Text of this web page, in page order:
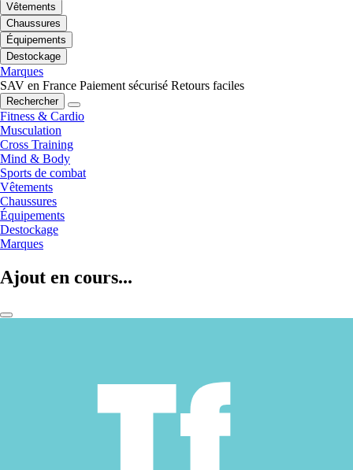
Vêtements
Chaussures
Équipements
Destockage
Marques
SAV en France Paiement sécurisé Retours faciles
Rechercher
Fitness & Cardio
Musculation
Cross Training
Mind & Body
Sports de combat
Vêtements
Chaussures
Équipements
Destockage
Marques
Ajout en cours...